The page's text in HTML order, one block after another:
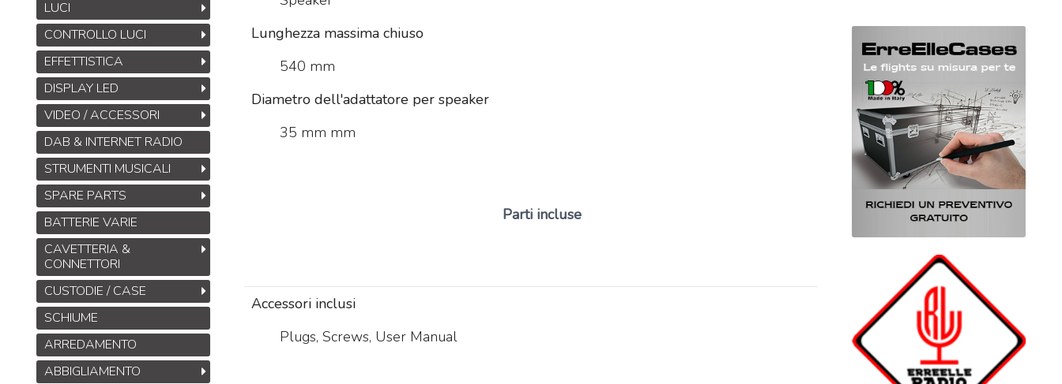
Lunghezza massima chiuso
540 mm
Diametro dell'adattatore per speaker
35 mm mm
Parti incluse
Accessori inclusi
Plugs, Screws, User Manual
LUCI
CONTROLLO LUCI
EFFETTISTICA
DISPLAY LED
VIDEO / ACCESSORI
DAB & INTERNET RADIO
STRUMENTI MUSICALI
SPARE PARTS
BATTERIE VARIE
CAVETTERIA &
CONNETTORI
CUSTODIE / CASE
SCHIUME
ARREDAMENTO
ABBIGLIAMENTO